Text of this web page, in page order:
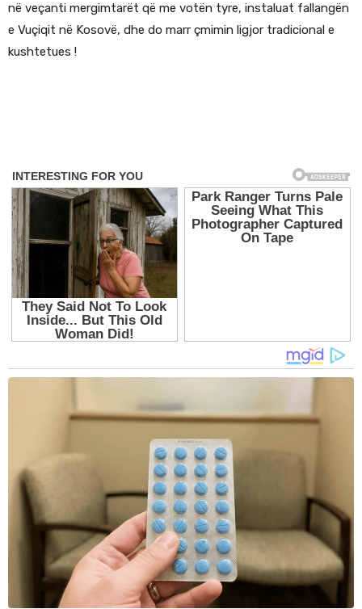
në veçanti mergimtarët që me votën tyre, instaluat fallangën
e Vuçiqit në Kosovë, dhe do marr çmimin ligjor tradicional e
kushtetues !